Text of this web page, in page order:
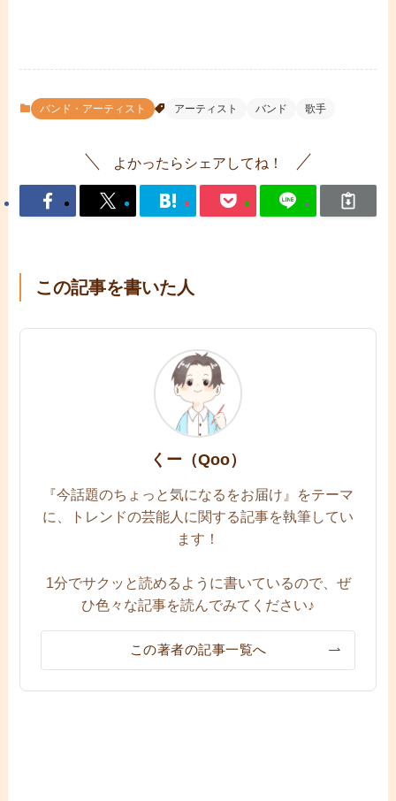
バンド・アーティスト アーティスト バンド 歌手
よかったらシェアしてね！
この記事を書いた人
くー（Qoo）
『今話題のちょっと気になるをお届け』をテーマ
に、トレンドの芸能人に関する記事を執筆してい
ます！
1分でサクッと読めるように書いているので、ぜ
ひ色々な記事を読んでみてください♪
この著者の記事一覧へ